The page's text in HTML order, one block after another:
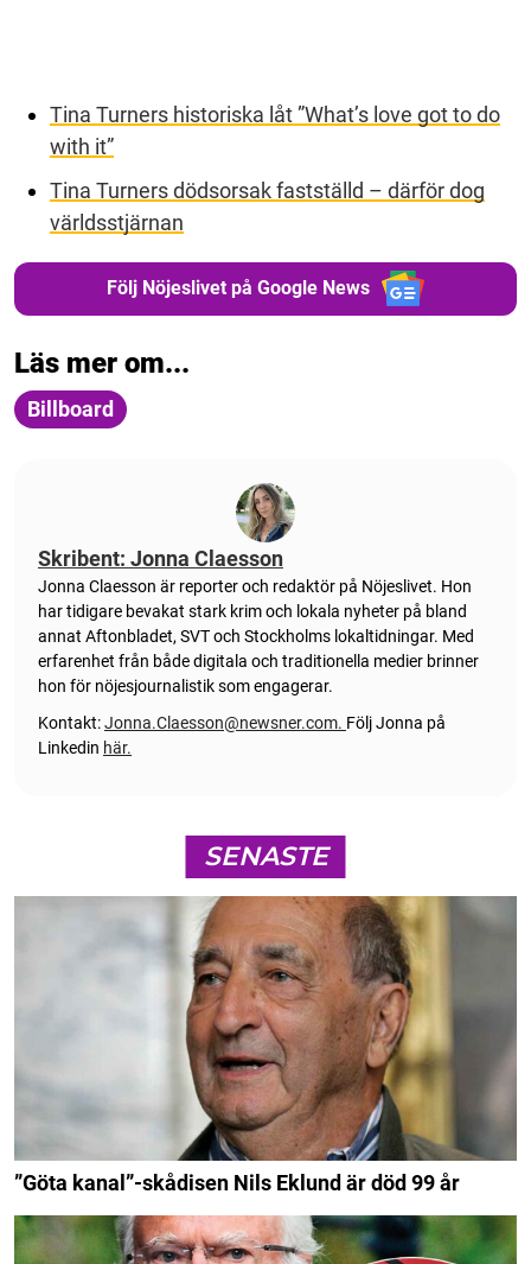
Tina Turners historiska låt ”What’s love got to do
with it”
Tina Turners dödsorsak fastställd – därför dog
världsstjärnan
Följ Nöjeslivet på Google News
Läs mer om...
Billboard
Skribent: Jonna Claesson
Jonna Claesson är reporter och redaktör på Nöjeslivet. Hon
har tidigare bevakat stark krim och lokala nyheter på bland
annat Aftonbladet, SVT och Stockholms lokaltidningar. Med
erfarenhet från både digitala och traditionella medier brinner
hon för nöjesjournalistik som engagerar.
Kontakt:Jonna.Claesson@newsner.com. Följ Jonna på
Linkedin här.
SENASTE
”Göta kanal”-skådisen Nils Eklund är död 99 år